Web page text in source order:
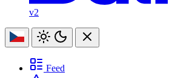
v2
Feed